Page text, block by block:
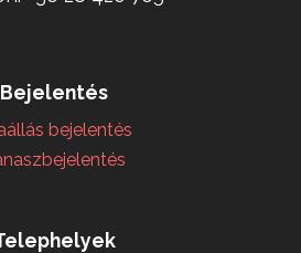
Bejelentés
bejelentés